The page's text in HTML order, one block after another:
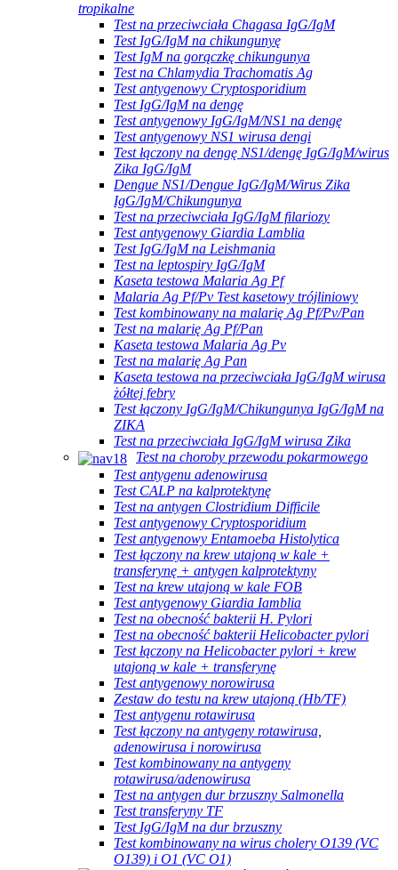
tropikalne
Test na przeciwciała Chagasa IgG/IgM
Test IgG/IgM na chikungunyę
Test IgM na gorączkę chikungunya
Test na Chlamydia Trachomatis Ag
Test antygenowy Cryptosporidium
Test IgG/IgM na dengę
Test antygenowy IgG/IgM/NS1 na dengę
Test antygenowy NS1 wirusa dengi
Test łączony na dengę NS1/dengę IgG/IgM/wirus
Zika IgG/IgM
Dengue NS1/Dengue IgG/IgM/Wirus Zika
IgG/IgM/Chikungunya
Test na przeciwciała IgG/IgM filariozy
Test antygenowy Giardia Lamblia
Test IgG/IgM na Leishmania
Test na leptospiry IgG/IgM
Kaseta testowa Malaria Ag Pf
Malaria Ag Pf/Pv Test kasetowy trójliniowy
Test kombinowany na malarię Ag Pf/Pv/Pan
Test na malarię Ag Pf/Pan
Kaseta testowa Malaria Ag Pv
Test na malarię Ag Pan
Kaseta testowa na przeciwciała IgG/IgM wirusa
żółtej febry
Test łączony IgG/IgM/Chikungunya IgG/IgM na
ZIKA
Test na przeciwciała IgG/IgM wirusa Zika
Test na choroby przewodu pokarmowego
Test antygenu adenowirusa
Test CALP na kalprotektynę
Test na antygen Clostridium Difficile
Test antygenowy Cryptosporidium
Test antygenowy Entamoeba Histolytica
Test łączony na krew utajoną w kale +
transferynę + antygen kalprotektyny
Test na krew utajoną w kale FOB
Test antygenowy Giardia Iamblia
Test na obecność bakterii H. Pylori
Test na obecność bakterii Helicobacter pylori
Test łączony na Helicobacter pylori + krew
utajoną w kale + transferynę
Test antygenowy norowirusa
Zestaw do testu na krew utajoną (Hb/TF)
Test antygenu rotawirusa
Test łączony na antygeny rotawirusa,
adenowirusa i norowirusa
Test kombinowany na antygeny
rotawirusa/adenowirusa
Test na antygen dur brzuszny Salmonella
Test transferyny TF
Test IgG/IgM na dur brzuszny
Test kombinowany na wirus cholery O139 (VC
O139) i O1 (VC O1)